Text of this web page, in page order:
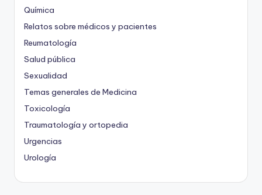
Química
Relatos sobre médicos y pacientes
Reumatología
Salud pública
Sexualidad
Temas generales de Medicina
Toxicología
Traumatología y ortopedia
Urgencias
Urología